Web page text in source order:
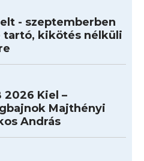
- szeptemberben
tartó, kikötés nélküli
2026 Kiel –
Majthényi
András